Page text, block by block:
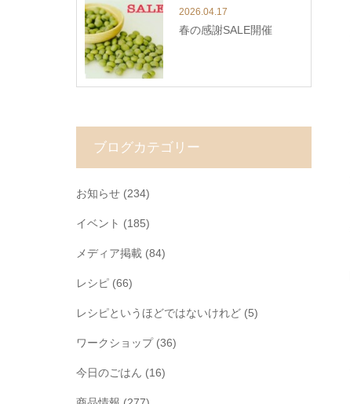
2026.04.17
春の感謝SALE開催
ブログカテゴリー
お知らせ (234)
イベント (185)
メディア掲載 (84)
レシピ (66)
レシピというほどではないけれど (5)
ワークショップ(36)
今日のごはん (16)